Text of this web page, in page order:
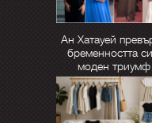
Ан Хатауей
бременността
моден триумф